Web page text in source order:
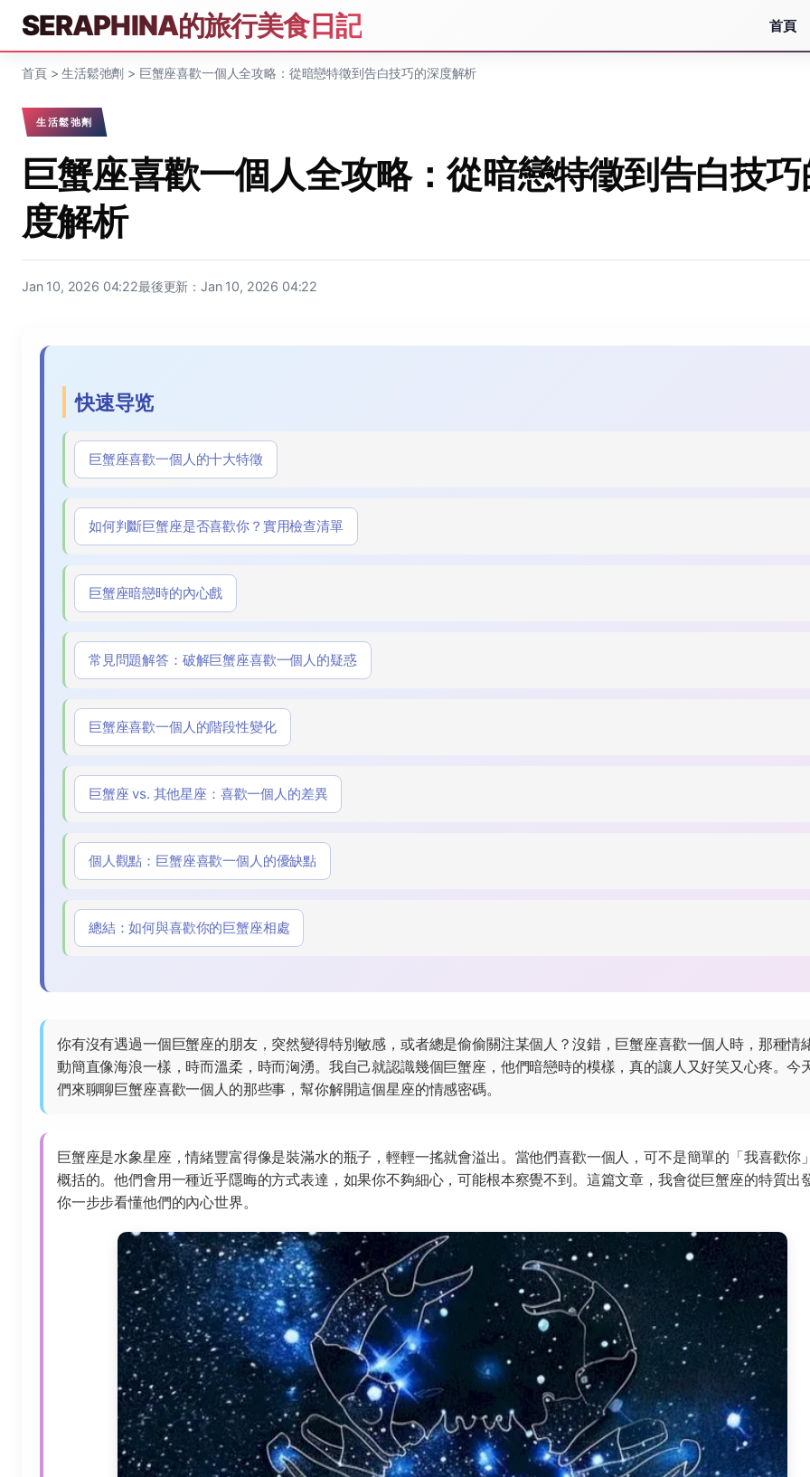
SERAPHINA的旅行美食日記 首頁
首頁>生活鬆弛劑 > 巨蟹座喜歡一個人全攻略：從暗戀特徵到告白技巧的深度解析
生活鬆弛劑
巨蟹座喜歡一個人全攻略：從暗戀特徵到告白技
度解析
Jan 10, 2026 04:22最後更新：Jan 10, 2026 04:22
快速导览
巨蟹座喜歡一個人的十大特徵
如何判斷巨蟹座是否喜歡你？實用檢查清單
巨蟹座暗戀時的內心戲
常見問題解答：破解巨蟹座喜歡一個人的疑惑
巨蟹座喜歡一個人的階段性變化
巨蟹座 vs. 其他星座：喜歡一個人的差異
個人觀點：巨蟹座喜歡一個人的優缺點
總結：如何與喜歡你的巨蟹座相處
你有沒有遇過一個巨蟹座的朋友，突然變得特別敏感，或者總是偷偷關注某個人？沒錯，巨蟹座喜歡一個人時，那種情
動簡直像海浪一樣，時而溫柔，時而洶湧。我自己就認識幾個巨蟹座，他們暗戀時的模樣，真的讓人又好笑又心疼。今
們來聊聊巨蟹座喜歡一個人的那些事，幫你解開這個星座的情感密碼。
巨蟹座是水象星座，情緒豐富得像是裝滿水的瓶子，輕輕一搖就會溢出。當他們喜歡一個人，可不是簡單的「我喜歡你
概括的。他們會用一種近乎隱晦的方式表達，如果你不夠細心，可能根本察覺不到。這篇文章，我會從巨蟹座的特質出
你一步步看懂他們的內心世界。